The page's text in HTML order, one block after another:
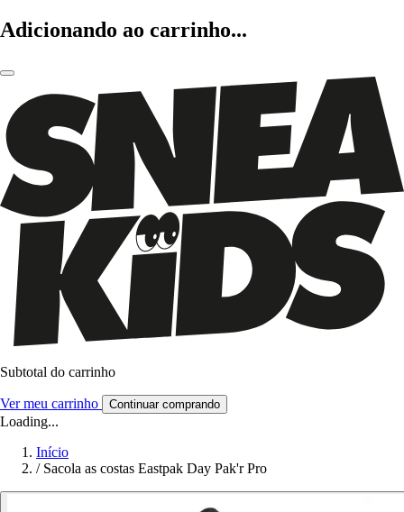
Adicionando ao carrinho...
Subtotal do carrinho
Ver meu carrinho Continuar comprando
Loading...
Início
/ Sacola as costas Eastpak Day Pak'r Pro